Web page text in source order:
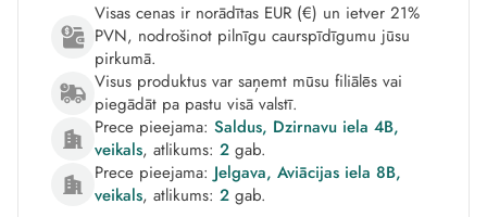
Visas cenas ir norādītas EUR (€) un ietver 21%
PVN, nodrošinot pilnīgu caurspīdīgumu jūsu
pirkumā.
Visus produktus var saņemt mūsu filiālēs vai
piegādāt pa pastu visā valstī.
Prece pieejama: Saldus, Dzirnavu iela 4B,
veikals, atlikums: 2gab.
Prece pieejama: Jelgava, Aviācijas iela 8B,
veikals, atlikums: 2gab.